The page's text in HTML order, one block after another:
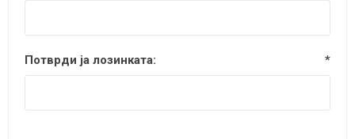
Потврди ја лозинката: *